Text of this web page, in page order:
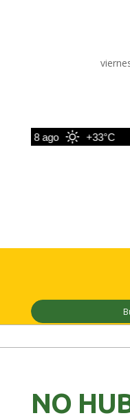
8 ago +33°C
NO